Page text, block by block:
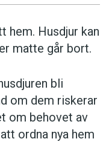
hem. Husdjur kan
matte går bort.
bli
om dem riskerar
om behovet av
ordna nya hem